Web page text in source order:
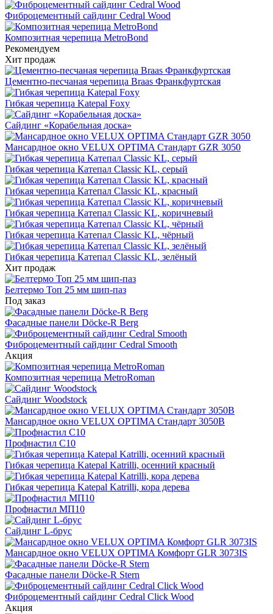
Фиброцементный сайдинг Cedral Wood
Композитная черепица MetroBond
Рекомендуем
Хит продаж
Цементно-песчаная черепица Braas Франкфуртская
Гибкая черепица Katepal Foxy
Сайдинг «Корабельная доска»
Мансардное окно VELUX OPTIMA Стандарт GZR 3050
Гибкая черепица Катепал Classic KL, серый
Гибкая черепица Катепал Classic KL, красный
Гибкая черепица Катепал Classic KL, коричневый
Гибкая черепица Катепал Classic KL, чёрный
Гибкая черепица Катепал Classic KL, зелёный
Хит продаж
Белтермо Топ 25 мм шип-паз
Под заказ
Фасадные панели Döcke-R Berg
Фиброцементный сайдинг Cedral Smooth
Акция
Композитная черепица MetroRoman
Cайдинг Woodstock
Мансардное окно VELUX OPTIMA Стандарт 3050B
Профнастил С10
Гибкая черепица Katepal Katrilli, осенний красный
Гибкая черепица Katepal Katrilli, кора дерева
Профнастил МП10
Сайдинг L-брус
Мансардное окно VELUX OPTIMA Комфорт GLR 3073IS
Фасадные панели Döcke-R Stern
Фиброцементный сайдинг Cedral Click Wood
Акция